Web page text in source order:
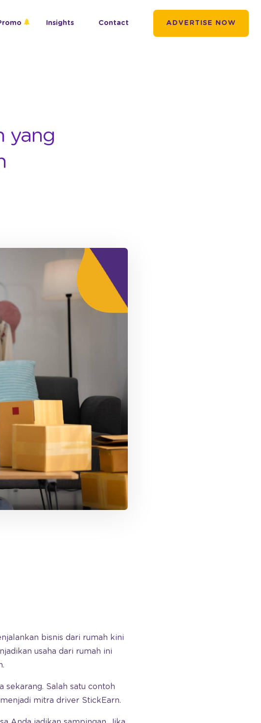
Insights Contact ADVERTISE NOW
yang
bisnis dari rumah kini
usaha dari rumah ini
sekarang. Salah satu contoh
mitra driver StickEarn.